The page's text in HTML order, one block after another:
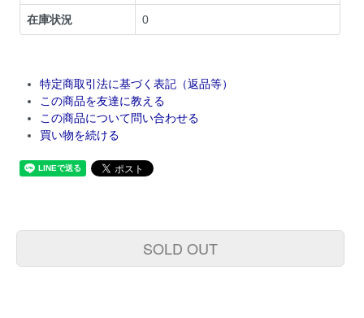
在庫状況 0
特定商取引法に基づく表記（返品等）
この商品を友達に教える
この商品について問い合わせる
買い物を続ける
SOLD OUT